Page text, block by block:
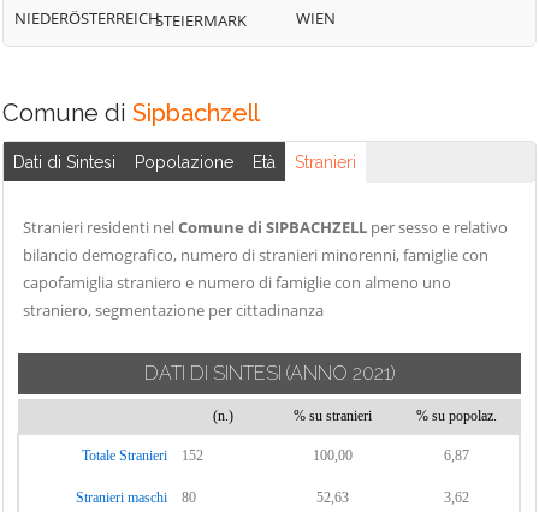
NIEDERÖSTERREICHSTEIERMARK
WIEN
Comune di Sipbachzell
Dati di Sintesi Popolazione Età Stranieri
Stranieri residenti nelComune di SIPBACHZELL per sesso e relativo
bilancio demografico, numero di stranieri minorenni, famiglie con
capofamiglia straniero e numero di famiglie con almeno uno
straniero, segmentazione per cittadinanza
DATI DI SINTESI (ANNO 2021)
(n.) % su stranieri % su popolaz.
Totale Stranieri 152 100,00 6,87
Stranieri maschi 80 52,63 3,62